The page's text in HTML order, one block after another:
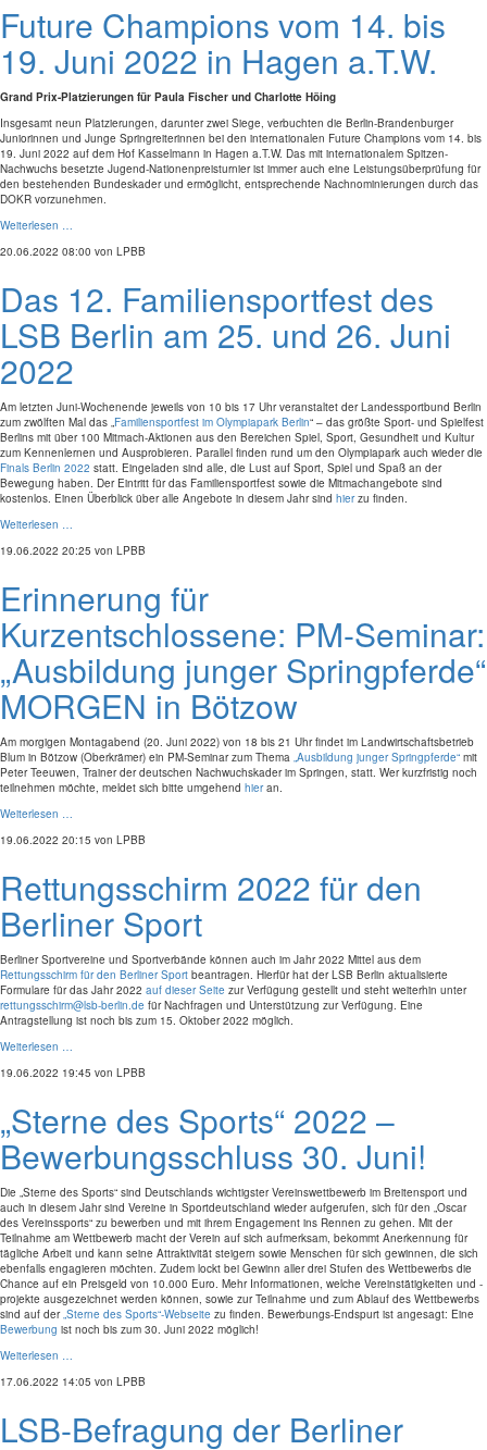
Future Champions vom 14. bis
19. Juni 2022 in Hagen a.T.W.
Grand Prix-Platzierungen für Paula Fischer und Charlotte Höing
Insgesamt neun Platzierungen, darunter zwei Siege, verbuchten die Berlin-Brandenburger
Juniorinnen und Junge Springreiterinnen bei den internationalen Future Champions vom 14. bis
19. Juni 2022 auf dem Hof Kasselmann in Hagen a.T.W. Das mit internationalem Spitzen-
Nachwuchs besetzte Jugend-Nationenpreisturnier ist immer auch eine Leistungsüberprüfung für
den bestehenden Bundeskader und ermöglicht, entsprechende Nachnominierungen durch das
DOKR vorzunehmen.
Weiterlesen …
20.06.2022 08:00 von LPBB
Das 12. Familiensportfest des
LSB Berlin am 25. und 26. Juni
2022
Am letzten Juni-Wochenende jeweils von 10 bis 17 Uhr veranstaltet der Landessportbund Berlin
zum zwölften Mal das „Familiensportfest im Olympiapark Berlin“ – das größte Sport- und Spielfest
Berlins mit über 100 Mitmach-Aktionen aus den Bereichen Spiel, Sport, Gesundheit und Kultur
zum Kennenlernen und Ausprobieren. Parallel finden rund um den Olympiapark auch wieder die
Finals Berlin 2022 statt. Eingeladen sind alle, die Lust auf Sport, Spiel und Spaß an der
Bewegung haben. Der Eintritt für das Familiensportfest sowie die Mitmachangebote sind
kostenlos. Einen Überblick über alle Angebote in diesem Jahr sind hierzu finden.
Weiterlesen …
19.06.2022 20:25 von LPBB
Erinnerung für
Kurzentschlossene: PM-Seminar:
„Ausbildung junger Springpferde“
MORGEN in Bötzow
Am morgigen Montagabend (20. Juni 2022) von 18 bis 21 Uhr findet im Landwirtschaftsbetrieb
Blum in Bötzow (Oberkrämer) ein PM-Seminar zum Thema „Ausbildung junger Springpferde“ mit
Peter Teeuwen, Trainer der deutschen Nachwuchskader im Springen, statt. Wer kurzfristig noch
teilnehmen möchte, meldet sich bitte umgehend hieran.
Weiterlesen …
19.06.2022 20:15 von LPBB
Rettungsschirm 2022 für den
Berliner Sport
Berliner Sportvereine und Sportverbände können auch im Jahr 2022 Mittel aus dem
Rettungsschirm für den Berliner Sport beantragen. Hierfür hat der LSB Berlin aktualisierte
Formulare für das Jahr 2022 auf dieser Seite zur Verfügung gestellt und steht weiterhin unter
rettungsschirm@lsb-berlin.de für Nachfragen und Unterstützung zur Verfügung. Eine
Antragstellung ist noch bis zum 15. Oktober 2022 möglich.
Weiterlesen …
19.06.2022 19:45 von LPBB
„Sterne des Sports“ 2022 –
Bewerbungsschluss 30. Juni!
Die „Sterne des Sports“ sind Deutschlands wichtigster Vereinswettbewerb im Breitensport und
auch in diesem Jahr sind Vereine in Sportdeutschland wieder aufgerufen, sich für den „Oscar
des Vereinssports“ zu bewerben und mit ihrem Engagement ins Rennen zu gehen. Mit der
Teilnahme am Wettbewerb macht der Verein auf sich aufmerksam, bekommt Anerkennung für
tägliche Arbeit und kann seine Attraktivität steigern sowie Menschen für sich gewinnen, die sich
ebenfalls engagieren möchten. Zudem lockt bei Gewinn aller drei Stufen des Wettbewerbs die
Chance auf ein Preisgeld von 10.000 Euro. Mehr Informationen, welche Vereinstätigkeiten und -
projekte ausgezeichnet werden können, sowie zur Teilnahme und zum Ablauf des Wettbewerbs
sind auf der„Sterne des Sports“-Webseite zu finden. Bewerbungs-Endspurt ist angesagt: Eine
Bewerbung ist noch bis zum 30. Juni 2022 möglich!
Weiterlesen …
17.06.2022 14:05 von LPBB
LSB-Befragung der Berliner